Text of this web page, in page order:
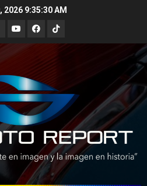
2026 9:35:31 AM
YoutubeFacebook
TikTok